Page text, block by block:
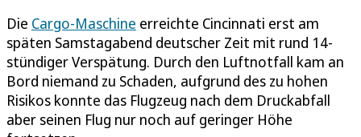
Die Cargo-Maschine erreichte Cincinnati erst am
späten Samstagabend deutscher Zeit mit rund 14-
stündiger Verspätung. Durch den Luftnotfall kam an
Bord niemand zu Schaden, aufgrund des zu hohen
Risikos konnte das Flugzeug nach dem Druckabfall
aber seinen Flug nur noch auf geringer Höhe